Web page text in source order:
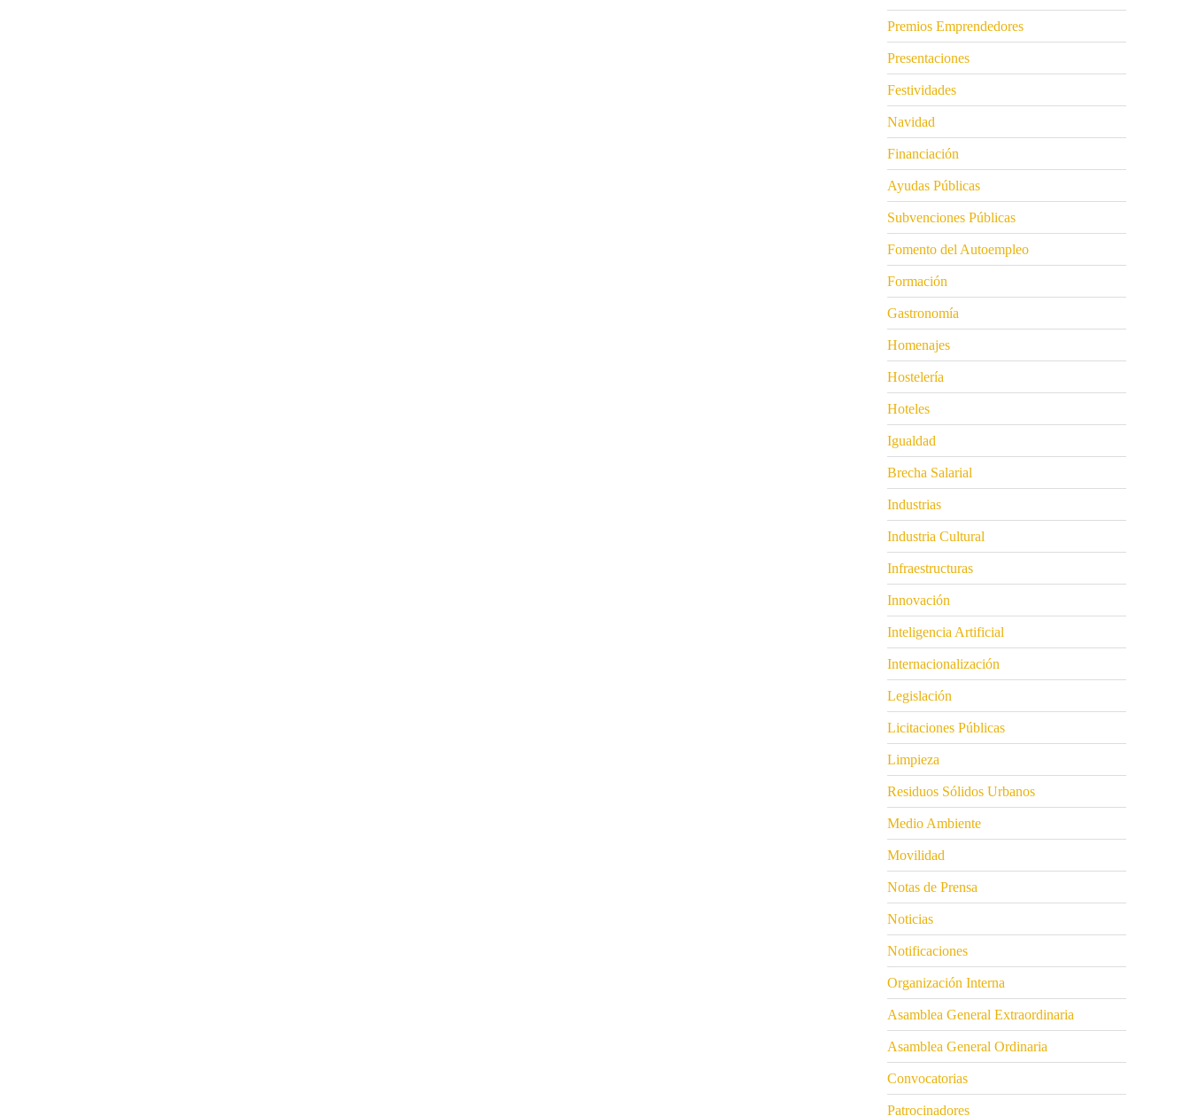
Premios Emprendedores
Presentaciones
Festividades
Navidad
Financiación
Ayudas Públicas
Subvenciones Públicas
Fomento del Autoempleo
Formación
Gastronomía
Homenajes
Hostelería
Hoteles
Igualdad
Brecha Salarial
Industrias
Industria Cultural
Infraestructuras
Innovación
Inteligencia Artificial
Internacionalización
Legislación
Licitaciones Públicas
Limpieza
Residuos Sólidos Urbanos
Medio Ambiente
Movilidad
Notas de Prensa
Noticias
Notificaciones
Organización Interna
Asamblea General Extraordinaria
Asamblea General Ordinaria
Convocatorias
Patrocinadores